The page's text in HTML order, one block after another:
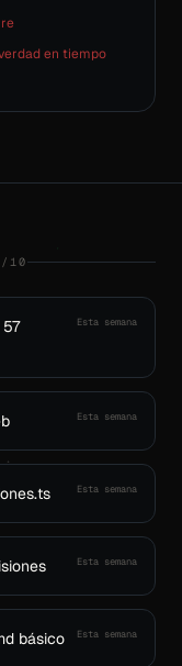
en tiempo
10
Esta semana
Esta semana
Esta semana
Esta semana
básico Esta semana